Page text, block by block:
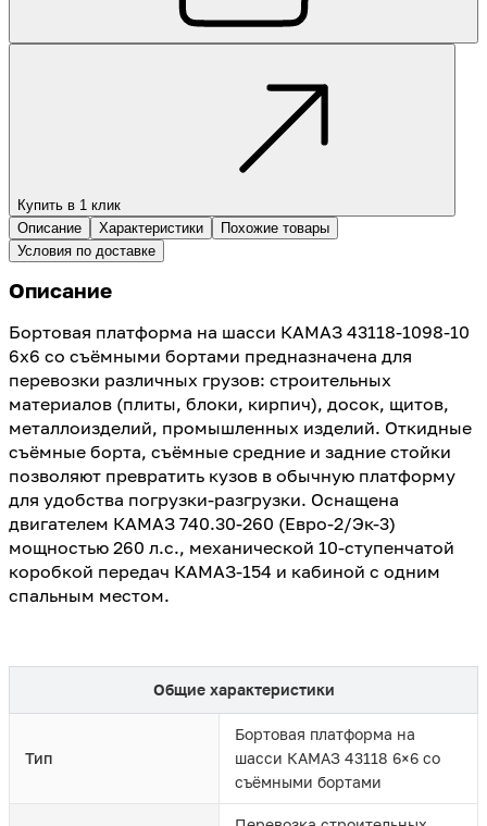
Купить в 1 клик
Описание
Характеристики
Похожие товары
Условия по доставке
Описание
Бортовая платформа на шасси КАМАЗ 43118-1098-10
6х6 со съёмными бортами предназначена для
перевозки различных грузов: строительных
материалов (плиты, блоки, кирпич), досок, щитов,
металлоизделий, промышленных изделий. Откидные
съёмные борта, съёмные средние и задние стойки
позволяют превратить кузов в обычную платформу
для удобства погрузки-разгрузки. Оснащена
двигателем КАМАЗ 740.30-260 (Евро-2/Эк-3)
мощностью 260 л.с., механической 10-ступенчатой
коробкой передач КАМАЗ-154 и кабиной с одним
спальным местом.
Общие характеристики
Тип
Бортовая платформа на
шасси КАМАЗ 43118 6×6 со
съёмными бортами